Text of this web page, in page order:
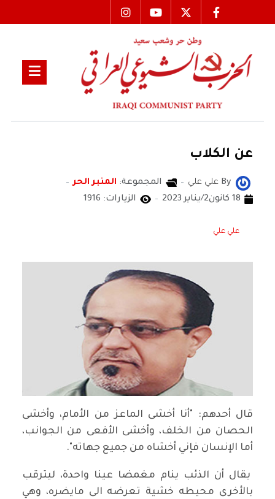
عن الكلاب
By علي علي المجموعة: المنبر الحر
18 كانون2/يناير 2023
الزيارات: 1916
علي علي
قال أحدهم: "أنا أخشى الماعز من الأمام، وأخشى
الحصان من الخلف، وأخشى الأفعى من الجوانب،
أما الإنسان فإني أخشاه من جميع جهاته".
يقال أن الذئب ينام مغمضا عينا واحدة، ليترقب
بالأخرى محيطه خشية تعرضه الى مايضره، وهي